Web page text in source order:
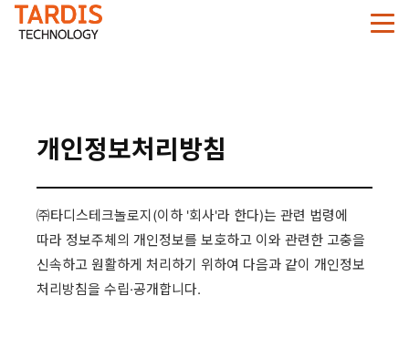
개인정보처리방침
㈜타디스테크놀로지(이하 '회사'라 한다)는 관련 법령에
따라 정보주체의 개인정보를 보호하고 이와 관련한 고충을
신속하고 원활하게 처리하기 위하여 다음과 같이 개인정보
처리방침을 수립·공개합니다.